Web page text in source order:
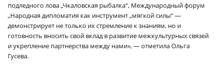
подледного лова „Чкаловская рыбалка“, Международный форум
„Народная дипломатия как инструмент „мягкой силы“ —
демонстрирует не только их стремление к знаниям, но и
готовность вносить свой вклад в развитие межкультурных связей
и укрепление партнерства между нами», — отметила Ольга
Гусева.